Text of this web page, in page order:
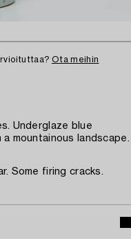
Ota meihin
Underglaze blue
mountainous landscape.
Some firing cracks.